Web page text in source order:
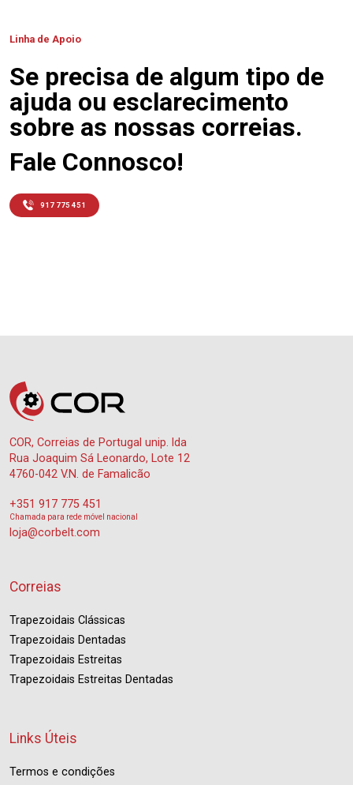
Linha de Apoio
Se precisa de algum tipo de
ajuda ou esclarecimento
sobre as nossas correias.
Fale Connosco!
917 775 451
COR, Correias de Portugal unip. lda
Rua Joaquim Sá Leonardo, Lote 12
4760-042 V.N. de Famalicão
+351 917 775 451
Chamada para rede móvel nacional
loja@corbelt.com
Correias
Trapezoidais Clássicas
Trapezoidais Dentadas
Trapezoidais Estreitas
Trapezoidais Estreitas Dentadas
Links Úteis
Termos e condições